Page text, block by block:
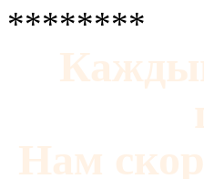
********
Нам